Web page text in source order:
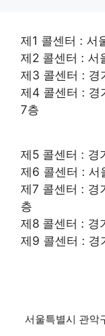
제1 콜센터 : 서
제2 콜센터 : 서
제3 콜센터 :
제4 콜센터 : 경
7층
제5 콜센터 : 경
제6 콜센터 : 서
제7 콜센터 : 경
층
제8 콜센터 : 경
제9 콜센터 : 경
서울특별시 관악